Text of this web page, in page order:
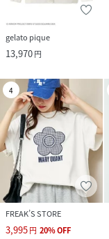
gelato pique
13,970円
4
FREAK’S STORE
3,995円 20%OFF